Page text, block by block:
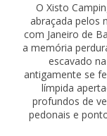
O Xisto
abraçada pelos
com Janeiro de
a memória
escavado
antigamente se
límpida
profundos de
pedonais e